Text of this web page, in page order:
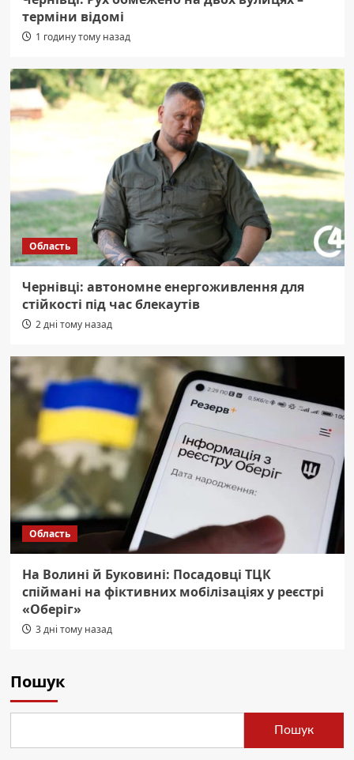
терміни відомі
1 годину тому назад
Область
Чернівці: автономне енергоживлення для
стійкості під час блекаутів
2 дні тому назад
Область
На Волині й Буковині: Посадовці ТЦК
спіймані на фіктивних мобілізаціях у реєстрі
«Оберіг»
3 дні тому назад
Пошук
Пошук